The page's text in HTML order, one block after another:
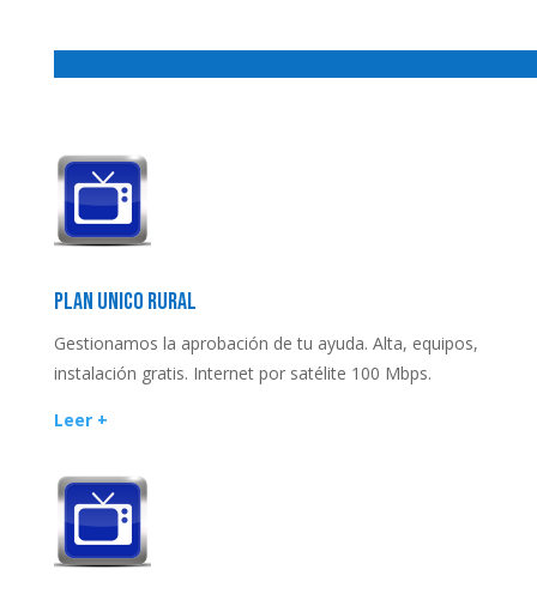
PLAN UNICO RURAL
Gestionamos la aprobación de tu ayuda. Alta, equipos,
instalación gratis. Internet por satélite 100 Mbps.
Leer +